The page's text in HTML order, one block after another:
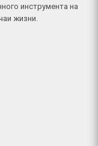
инструмента на
жизни.